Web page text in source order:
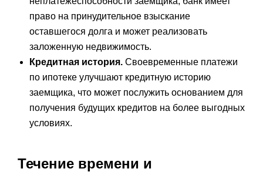
право на принудительное взыскание
оставшегося долга и может реализовать
заложенную недвижимость.
Кредитная история.Своевременные платежи
по ипотеке улучшают кредитную историю
заемщика, что может послужить основанием для
получения будущих кредитов на более выгодных
условиях.
Течение времени и